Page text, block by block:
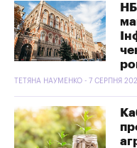
ТЕТЯНА НАУМЕНКО - 7 СЕРПНЯ